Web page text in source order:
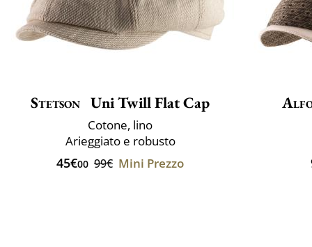
Stetson Uni Twill Flat Cap
Cotone, lino
Arieggiato e robusto
45€00 99€ Mini Prezzo